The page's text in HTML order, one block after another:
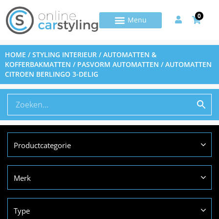
0
HOME /STYLING INTERIEUR /AUTOMATTEN &
KOFFERBAKMATTEN / PASVORM AUTOMATTEN / AUTOMATTEN
CITROEN BERLINGO 3-DELIG
Productcategorie
Merk
Type